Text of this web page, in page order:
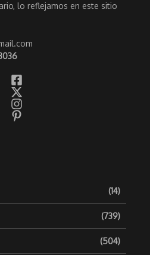
lo reflejamos en este sitio
(14)
(739)
(504)